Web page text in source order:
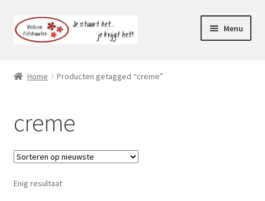
Ga
door
Ga
naar
Menu
Mijn account
Home Producten getagged “creme”
creme
Enig resultaat